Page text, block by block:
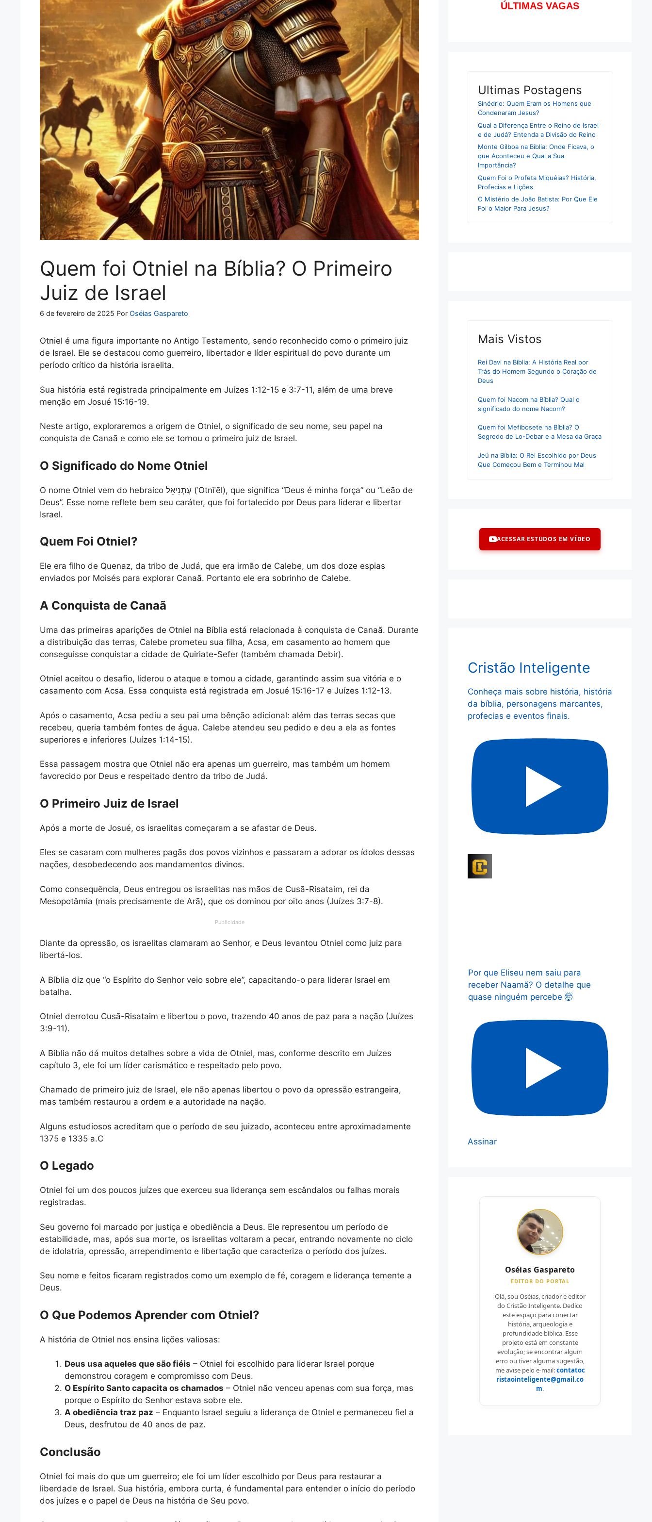
Quem foi Otniel na Bíblia? O Primeiro
Juiz de Israel
6 de fevereiro de 2025 Por Oséias Gaspareto
Otniel é uma figura importante no Antigo Testamento, sendo reconhecido como o primeiro juiz
de Israel. Ele se destacou como guerreiro, libertador e líder espiritual do povo durante um
período crítico da história israelita.
Sua história está registrada principalmente em Juízes 1:12-15 e 3:7-11, além de uma breve
menção em Josué 15:16-19.
Neste artigo, exploraremos a origem de Otniel, o significado de seu nome, seu papel na
conquista de Canaã e como ele se tornou o primeiro juiz de Israel.
O Significado do Nome Otniel
O nome Otniel vem do hebraico עָתְנִיאֵל (ʿOtnîʾēl), que significa “Deus é minha força” ou “Leão de
Deus”. Esse nome reflete bem seu caráter, que foi fortalecido por Deus para liderar e libertar
Israel.
Quem Foi Otniel?
Ele era filho de Quenaz, da tribo de Judá, que era irmão de Calebe, um dos doze espias
enviados por Moisés para explorar Canaã. Portanto ele era sobrinho de Calebe.
A Conquista de Canaã
Uma das primeiras aparições de Otniel na Bíblia está relacionada à conquista de Canaã. Durante
a distribuição das terras, Calebe prometeu sua filha, Acsa, em casamento ao homem que
conseguisse conquistar a cidade de Quiriate-Sefer (também chamada Debir).
Otniel aceitou o desafio, liderou o ataque e tomou a cidade, garantindo assim sua vitória e o
casamento com Acsa. Essa conquista está registrada em Josué 15:16-17 e Juízes 1:12-13.
Após o casamento, Acsa pediu a seu pai uma bênção adicional: além das terras secas que
recebeu, queria também fontes de água. Calebe atendeu seu pedido e deu a ela as fontes
superiores e inferiores (Juízes 1:14-15).
Essa passagem mostra que Otniel não era apenas um guerreiro, mas também um homem
favorecido por Deus e respeitado dentro da tribo de Judá.
O Primeiro Juiz de Israel
Após a morte de Josué, os israelitas começaram a se afastar de Deus.
Eles se casaram com mulheres pagãs dos povos vizinhos e passaram a adorar os ídolos dessas
nações, desobedecendo aos mandamentos divinos.
Como consequência, Deus entregou os israelitas nas mãos de Cusã-Risataim, rei da
Mesopotâmia (mais precisamente de Arã), que os dominou por oito anos (Juízes 3:7-8).
Publicidade
Diante da opressão, os israelitas clamaram ao Senhor, e Deus levantou Otniel como juiz para
libertá-los.
A Bíblia diz que “o Espírito do Senhor veio sobre ele”, capacitando-o para liderar Israel em
batalha.
Otniel derrotou Cusã-Risataim e libertou o povo, trazendo 40 anos de paz para a nação (Juízes
3:9-11).
A Bíblia não dá muitos detalhes sobre a vida de Otniel, mas, conforme descrito em Juízes
capítulo 3, ele foi um líder carismático e respeitado pelo povo.
Chamado de primeiro juiz de Israel, ele não apenas libertou o povo da opressão estrangeira,
mas também restaurou a ordem e a autoridade na nação.
Alguns estudiosos acreditam que o período de seu juizado, aconteceu entre aproximadamente
1375 e 1335 a.C
O Legado
Otniel foi um dos poucos juízes que exerceu sua liderança sem escândalos ou falhas morais
registradas.
Seu governo foi marcado por justiça e obediência a Deus. Ele representou um período de
estabilidade, mas, após sua morte, os israelitas voltaram a pecar, entrando novamente no ciclo
de idolatria, opressão, arrependimento e libertação que caracteriza o período dos juízes.
Seu nome e feitos ficaram registrados como um exemplo de fé, coragem e liderança temente a
Deus.
O Que Podemos Aprender com Otniel?
A história de Otniel nos ensina lições valiosas:
Deus usa aqueles que são fiéis – Otniel foi escolhido para liderar Israel porque
demonstrou coragem e compromisso com Deus.
O Espírito Santo capacita os chamados – Otniel não venceu apenas com sua força, mas
porque o Espírito do Senhor estava sobre ele.
A obediência traz paz – Enquanto Israel seguiu a liderança de Otniel e permaneceu fiel a
Deus, desfrutou de 40 anos de paz.
Conclusão
Otniel foi mais do que um guerreiro; ele foi um líder escolhido por Deus para restaurar a
liberdade de Israel. Sua história, embora curta, é fundamental para entender o início do período
dos juízes e o papel de Deus na história de Seu povo.
ÚLTIMAS VAGAS
Ultimas Postagens
Sinédrio: Quem Eram os Homens que
Condenaram Jesus?
Qual a Diferença Entre o Reino de Israel
e de Judá? Entenda a Divisão do Reino
Monte Gilboa na Bíblia: Onde Ficava, o
que Aconteceu e Qual a Sua
Importância?
Quem Foi o Profeta Miquéias? História,
Profecias e Lições
O Mistério de João Batista: Por Que Ele
Foi o Maior Para Jesus?
Mais Vistos
Rei Davi na Bíblia: A História Real por
Trás do Homem Segundo o Coração de
Deus
Quem foi Nacom na Bíblia? Qual o
significado do nome Nacom?
Quem foi Mefibosete na Bíblia? O
Segredo de Lo-Debar e a Mesa da Graça
Jeú na Bíblia: O Rei Escolhido por Deus
Que Começou Bem e Terminou Mal
ACESSAR ESTUDOS EM VÍDEO
Cristão Inteligente
Conheça mais sobre história, história
da bíblia, personagens marcantes,
profecias e eventos finais.
Por que Eliseu nem saiu para
receber Naamã? O detalhe que
quase ninguém percebe 🤯
Assinar
Oséias Gaspareto
EDITOR DO PORTAL
Olá, sou Oséias, criador e editor
do Cristão Inteligente. Dedico
este espaço para conectar
história, arqueologia e
profundidade bíblica. Esse
projeto está em constante
evolução; se encontrar algum
erro ou tiver alguma sugestão,
me avise pelo e-mail:contatoc
ristaointeligente@gmail.co
m.